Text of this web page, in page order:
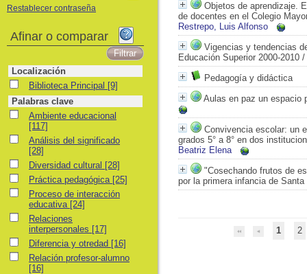
Objetos de aprendizaje.
de docentes en el Colegio
Restrepo, Luis Alfonso
Vigencias y tendencias
Educación Superior 2000-2010 /
Pedagogía y didáctica
Aulas en paz un espacio
Convivencia escolar: un
grados 5° a 8° en dos
Beatriz Elena
"Cosechando frutos de
por la primera infancia de
1 2
Restablecer contraseña
Afinar o comparar
Localización
Biblioteca Principal
Biblioteca Principal [9]
Palabras clave
Ambiente educacional
Ambiente educacional
[117]
Análisis del significado
Análisis del significado
[28]
Diversidad cultural
Diversidad cultural [28]
Práctica pedagógica
Práctica pedagógica [25]
Proceso de interacción educativa
Proceso de interacción
educativa [24]
Relaciones interpersonales
Relaciones
interpersonales [17]
Diferencia y otredad
Diferencia y otredad [16]
Relación profesor-alumno
Relación profesor-alumno
[16]